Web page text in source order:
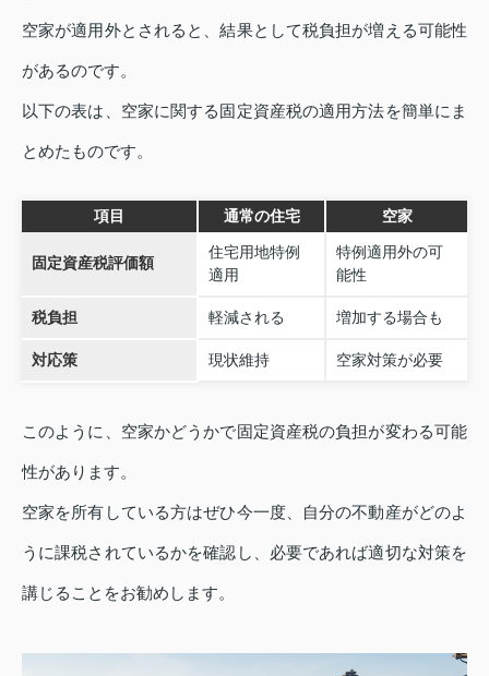
空家が適用外とされると、結果として税負担が増える可能性
があるのです。
以下の表は、空家に関する固定資産税の適用方法を簡単にま
とめたものです。
項目 通常の住宅 空家
固定資産税評価額
住宅用地特例
適用
特例適用外の可
能性
税負担 軽減される 増加する場合も
対応策 現状維持 空家対策が必要
このように、空家かどうかで固定資産税の負担が変わる可能
性があります。
空家を所有している方はぜひ今一度、自分の不動産がどのよ
うに課税されているかを確認し、必要であれば適切な対策を
講じることをお勧めします。